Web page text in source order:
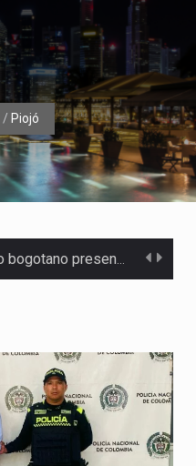
/ Piojó
El dúo bogotano presenta una nueva versión de su segundo…
La poeta, cantante, compositora y actriz presenta una nueva edición…